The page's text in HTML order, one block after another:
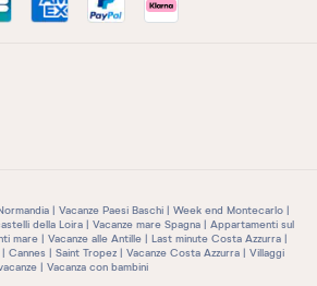
Vacanze Paesi Baschi
Week end Montecarlo
della Loira Vacanze mare Spagna
Appartamenti sul
mare Vacanze alle Antille
Last minute Costa Azzurra
Cannes Saint Tropez Vacanze Costa Azzurra
Villaggi
Vacanza con bambini